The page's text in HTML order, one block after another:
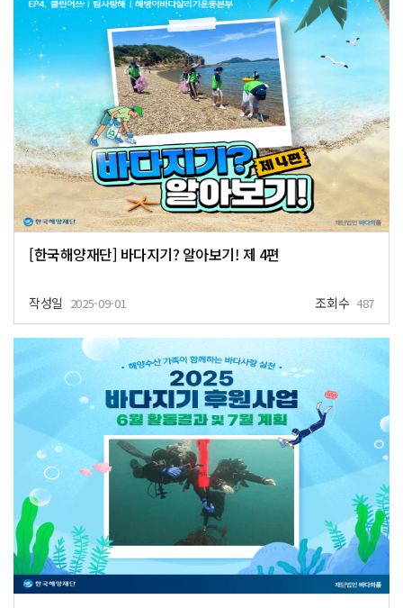
[한국해양재단] 바다지기? 알아보기! 제 4편
작성일 2025-09-01 조회수 487